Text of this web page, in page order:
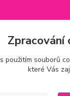
Zpracování
s použitím souborů
které Vás